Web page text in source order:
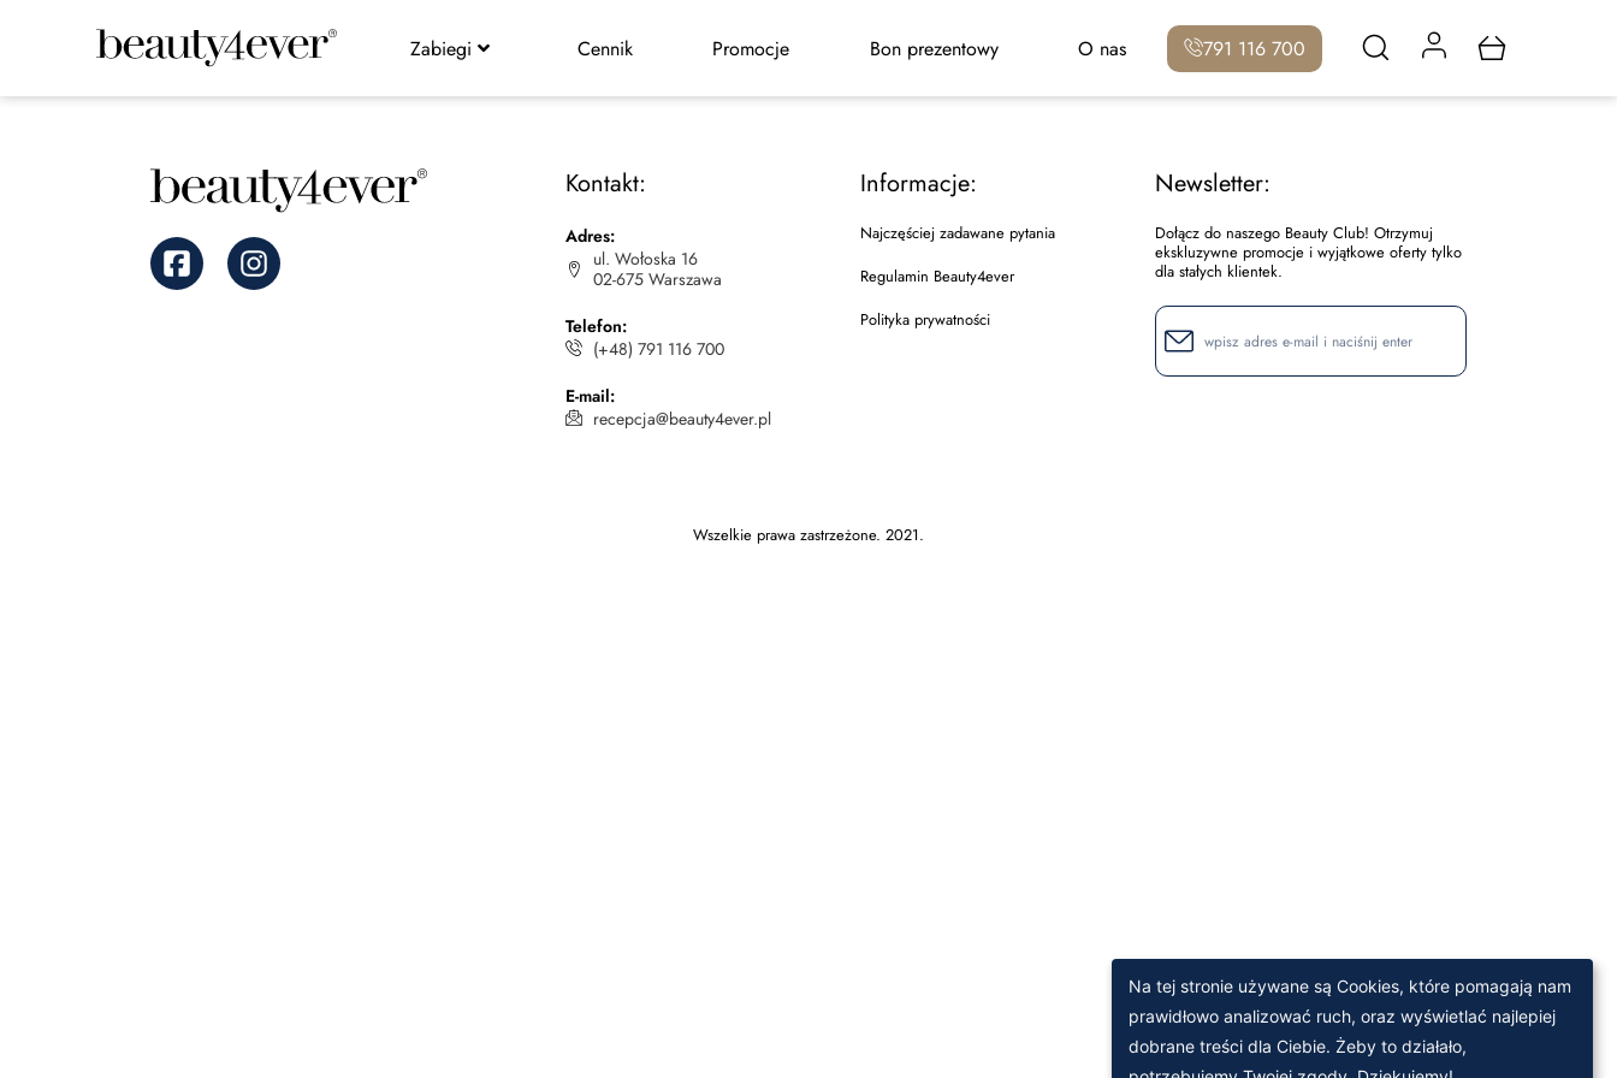
Zabiegi Cennik Promocje Bon prezentowy O nas 791 116 700
Kontakt:
Adres:
ul. Wołoska 16
02-675 Warszawa
Telefon:
(+48) 791 116 700
E-mail:
recepcja@beauty4ever.pl
Informacje:
Najczęściej zadawane pytania
Regulamin Beauty4ever
Polityka prywatności
Newsletter:
Dołącz do naszego Beauty Club! Otrzymuj
ekskluzywne promocje i wyjątkowe oferty tylko
dla stałych klientek.
Wszelkie prawa zastrzeżone. 2021.
Na tej stronie używane są Cookies, które pomagają nam
prawidłowo analizować ruch, oraz wyświetlać najlepiej
dobrane treści dla Ciebie. Żeby to działało,